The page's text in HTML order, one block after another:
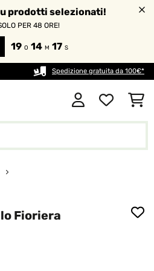
prodotti selezionati!
PER 48 ORE!
19 O 14 M 16 S
Spedizione gratuita da 100€*
Fioriera